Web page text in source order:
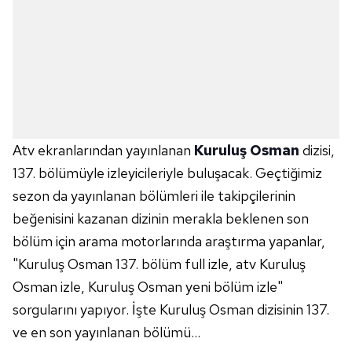
Atv ekranlarından yayınlanan Kuruluş Osman dizisi,
137. bölümüyle izleyicileriyle buluşacak. Geçtiğimiz
sezon da yayınlanan bölümleri ile takipçilerinin
beğenisini kazanan dizinin merakla beklenen son
bölüm için arama motorlarında araştırma yapanlar,
"Kuruluş Osman 137. bölüm full izle, atv Kuruluş
Osman izle, Kuruluş Osman yeni bölüm izle"
sorgularını yapıyor. İşte Kuruluş Osman dizisinin 137.
ve en son yayınlanan bölümü...